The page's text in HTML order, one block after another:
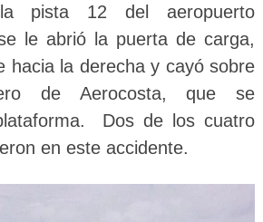
pista 12 del aeropuerto
le abrió la puerta de carga,
hacia la derecha y cayó sobre
de Aerocosta, que se
Dos de los cuatro
en este accidente.